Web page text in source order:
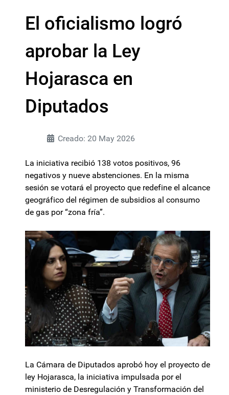
El oficialismo logró
aprobar la Ley
Hojarasca en
Diputados
Creado: 20 May 2026
La iniciativa recibió 138 votos positivos, 96
negativos y nueve abstenciones. En la misma
sesión se votará el proyecto que redefine el alcance
geográfico del régimen de subsidios al consumo
de gas por “zona fría”.
La Cámara de Diputados aprobó hoy el proyecto de
ley Hojarasca, la iniciativa impulsada por el
ministerio de Desregulación y Transformación del